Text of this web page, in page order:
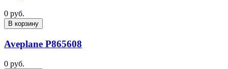
0 руб.
В корзину
Aveplane P865608
0 руб.